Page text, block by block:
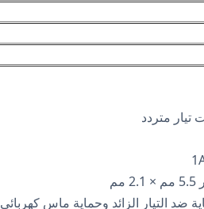
ضد التيار الزائد وحماية ماس كهربائى